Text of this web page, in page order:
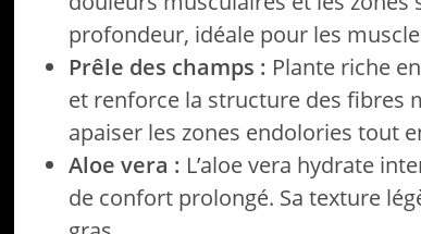
profondeur, idéale pour les
Prêle des champs : Plante riche
et renforce la structure des fibres
apaiser les zones endolories tout
Aloe vera : L’aloe vera hydrate
de confort prolongé. Sa texture